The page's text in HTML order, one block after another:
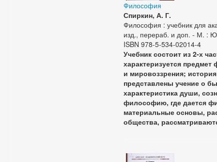
Философия
Спиркин, А. Г.
Философия : учебник для
изд., перераб. и доп. - М. :
ISBN 978-5-534-02014-4
Учебник состоит из 2-х
характеризуется
и мировоззрения;
представлены учение о
характеристика души,
философию, где дается
материальные основы,
общества,